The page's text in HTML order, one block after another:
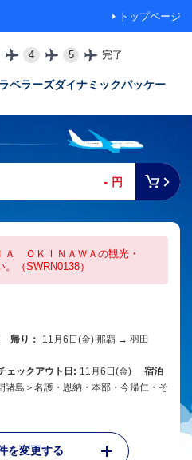
トップページ
4 5 完了
ベラーズダイナミックパッケー
- 円
Ａ ＯＫＩＮＡＷＡの観光・
（SWRN0138）
帰り：
11月6日(金) 那覇 → 羽田
ェックアウト日: 11月6日(金)
宿泊
諸島＞名護・恩納・本部・今帰仁・そ
を変更する